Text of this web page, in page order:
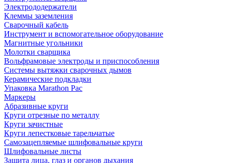
Электрододержатели
Клеммы заземления
Сварочный кабель
Инструмент и вспомогательное оборудование
Магнитные угольники
Молотки сварщика
Вольфрамовые электроды и приспособления
Системы вытяжки сварочных дымов
Керамические подкладки
Упаковка Marathon Pac
Маркеры
Абразивные круги
Круги отрезные по металлу
Круги зачистные
Круги лепестковые тарельчатые
Самозацепляемые шлифовальные круги
Шлифовальные листы
Защита лица, глаз и органов дыхания